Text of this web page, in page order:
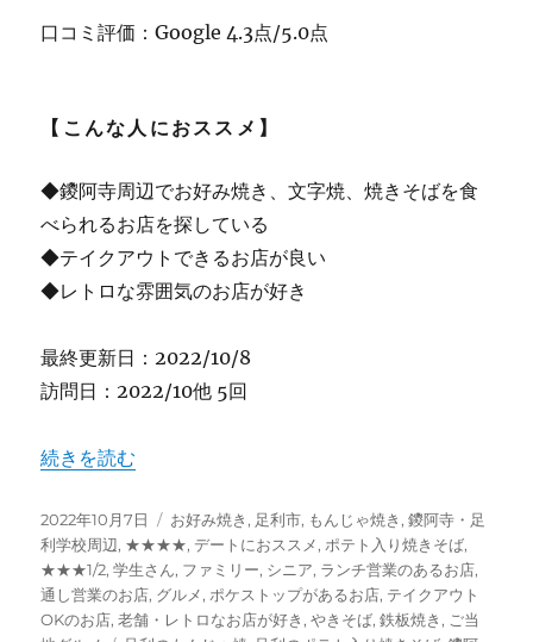
口コミ評価：Google 4.3点/5.0点
【こんな人におススメ】
◆鑁阿寺周辺でお好み焼き、文字焼、焼きそばを食
べられるお店を探している
◆テイクアウトできるお店が良い
◆レトロな雰囲気のお店が好き
最終更新日：2022/10/8
訪問日：2022/10他 5回
“【足利】お好み焼き&文字焼き “はとや” 鑁阿寺目の前
続きを読む
投
稿
日:
2022年10月7日
カ
テ
ゴ
リ
ー
お好み焼き , 足利市, もんじゃ焼き ,鑁阿寺・足
利学校周辺, ★★★★,デートにおススメ, ポテト入り焼きそば,
★★★1/2,学生さん, ファミリー, シニア, ランチ営業のあるお店,
通し営業のお店, グルメ, ポケストップがあるお店, テイクアウト
OKのお店,老舗・レトロなお店が好き ,やきそば,鉄板焼き , ご当